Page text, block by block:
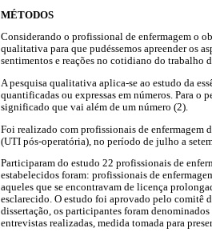
MÉTODOS
Considerando o profissional de enfermagem o
qualitativa para que pudéssemos apreender os
sentimentos e reações no cotidiano do trabalho
A pesquisa qualitativa aplica-se ao estudo da
quantificadas ou expressas em números. Para o
significado que vai além de um número (2).
Foi realizado com profissionais de enfermagem
(UTI pós-operatória), no período de julho a
Participaram do estudo 22 profissionais de
estabelecidos foram: profissionais de
aqueles que se encontravam de licença
esclarecido. O estudo foi aprovado pelo comitê
dissertação, os participantes foram
entrevistas realizadas, medida tomada para